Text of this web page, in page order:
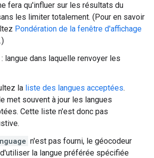
fera qu'influer sur les résultats du
les limiter totalement. (Pour en savoir
Pondération de la fenêtre d'affichage
: langue dans laquelle renvoyer les
la liste des langues acceptées.
met souvent à jour les langues
Cette liste n'est donc pas
n'est pas fourni, le géocodeur
la langue préférée spécifiée